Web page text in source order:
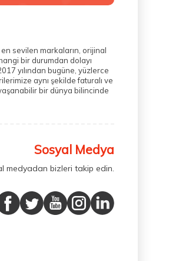
sevilen markaların, orijinal
bir durumdan dolayı
yılından bugüne, yüzlerce
aynı şekilde faturalı ve
bir dünya bilincinde
Sosyal Medya
medyadan bizleri takip edin.